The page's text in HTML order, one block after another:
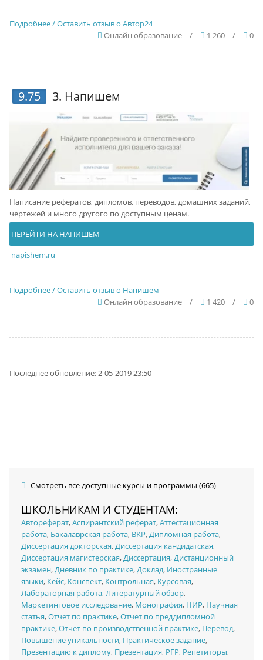
Подробнее / Оставить отзыв о Автор24
Онлайн образование
/ 1 260 / 0
9.75 3. Напишем
Написание рефератов, дипломов, переводов, домашних заданий,
чертежей и много другого по доступным ценам.
ПЕРЕЙТИ НА НАПИШЕМ
napishem.ru
Подробнее / Оставить отзыв о Напишем
Онлайн образование
/ 1 420 / 0
Последнее обновление: 2-05-2019 23:50
Смотреть все доступные курсы и программы (665)
ШКОЛЬНИКАМ И СТУДЕНТАМ:
Автореферат,Аспирантский реферат,Аттестационная
работа, Бакалаврская работа, ВКР,Дипломная работа,
Диссертация докторская,Диссертация кандидатская,
Диссертация магистерская,Диссертация,Дистанционный
экзамен,Дневник по практике,Доклад, Иностранные
языки, Кейс, Конспект, Контрольная, Курсовая,
Лабораторная работа,Литературный обзор,
Маркетинговое исследование, Монография, НИР, Научная
статья,Отчет по практике,Отчет по преддипломной
практике,Отчет по производственной практике, Перевод,
Повышение уникальности, Практическое задание,
Презентацию к диплому, Презентация, РГР, Репетиторы,